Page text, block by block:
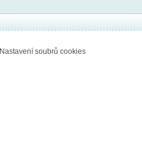
Nastavení soubrů cookies